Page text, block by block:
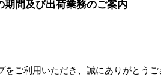
期間及び出荷業務のご案内
ご利用いただき、誠にありがとうご